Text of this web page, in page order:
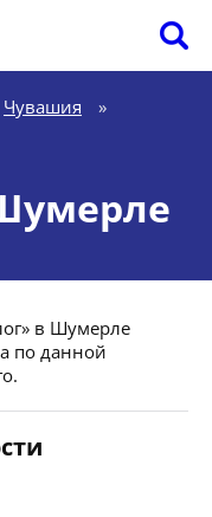
Чувашия
»
в Шумерле
по данной